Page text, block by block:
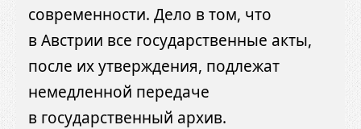
современности. Дело в том, что
в Австрии все государственные акты,
после их утверждения, подлежат
немедленной передаче
в государственный архив.